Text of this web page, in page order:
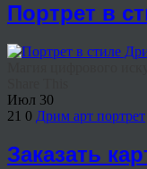
Портрет в
Июл 30
21 0 Дрим арт портрет
Заказать